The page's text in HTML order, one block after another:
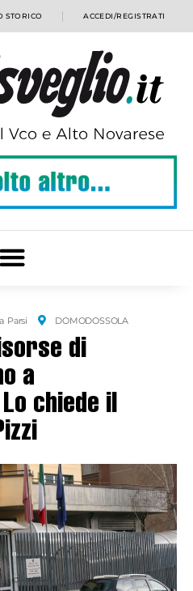
STORICO ACCEDI/REGISTRATI
Parsi DOMODOSSOLA
di
a
chiede il